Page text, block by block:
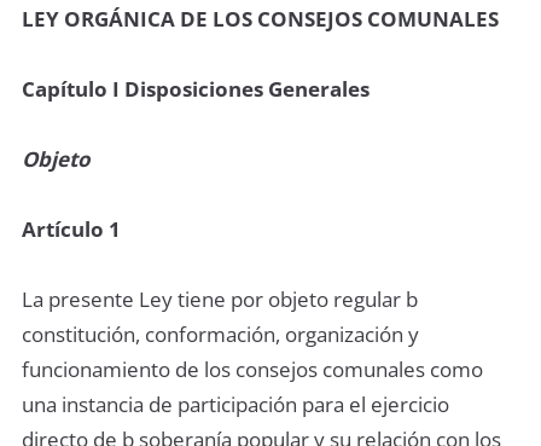
LEY ORGÁNICA DE LOS CONSEJOS COMUNALES
Capítulo I Disposiciones Generales
Objeto
Artículo 1
La presente Ley tiene por objeto regular b
constitución, conformación, organización y
funcionamiento de los consejos comunales como
una instancia de participación para el ejercicio
directo de b soberanía popular y su relación con los